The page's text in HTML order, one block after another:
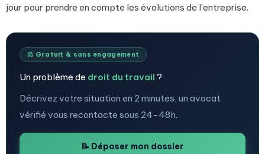
jour pour prendre en compte les évolutions de l’entreprise.
⚖️ Gratuit & sans engagement
Un problème de droit du travail ?
Décrivez votre situation en 2 minutes, un avocat
vérifié vous recontacte sous 24-48h.
📝 Déposer mon dossier